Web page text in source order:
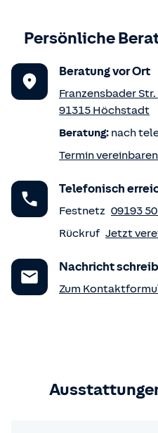
Persönliche
Beratung vor Ort
Franzensbader Str.
91315 Höchstadt
Beratung: nach
Termin vereinbaren
Telefonisch
Festnetz 09193
Rückruf Jetzt
Nachricht
Zum